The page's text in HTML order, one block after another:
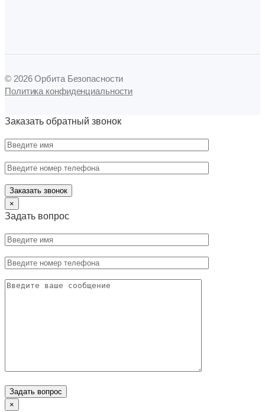
© 2026 Орбита Безопасности
Политика конфиденциальности
Заказать обратный звонок
×
Задать вопрос
×